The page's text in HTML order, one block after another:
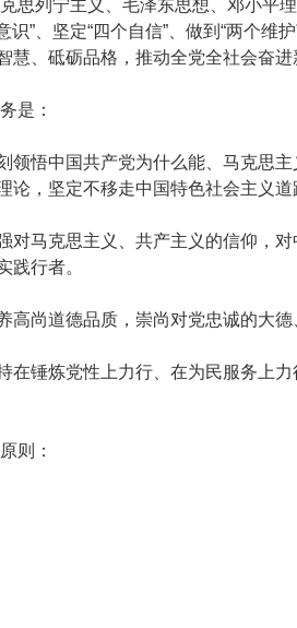
列宁主义、毛泽东思想、邓小平理
识”、坚定“四个自信”、做到“两个
、砥砺品格，推动全党全社会奋进
是：
悟中国共产党为什么能、马克思主
，坚定不移走中国特色社会主义道
马克思主义、共产主义的信仰，对
践行者。
道德品质，崇尚对党忠诚的大德
锤炼党性上力行、在为民服务上力
则：